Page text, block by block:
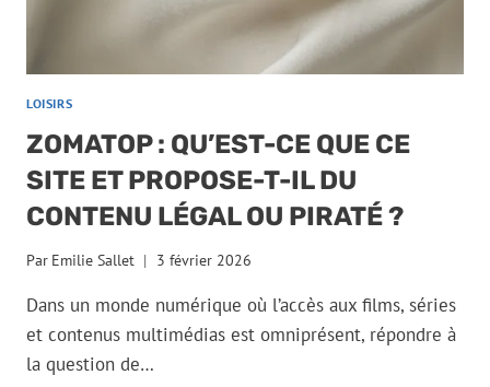
LOISIRS
ZOMATOP : QU’EST-CE QUE CE
SITE ET PROPOSE-T-IL DU
CONTENU LÉGAL OU PIRATÉ ?
Par Emilie Sallet 3 février 2026
Dans un monde numérique où l’accès aux films, séries
et contenus multimédias est omniprésent, répondre à
la question de…